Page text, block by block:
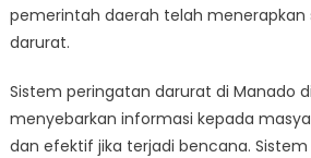
pemerintah daerah telah
darurat.
Sistem peringatan darurat di Manado
menyebarkan informasi kepada
dan efektif jika terjadi bencana.